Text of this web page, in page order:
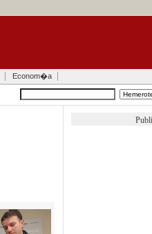
Econom�a